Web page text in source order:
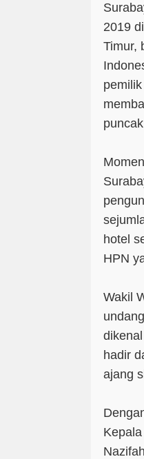
2019
Timur,
hotel
HPN
Wakil
hadir
ajang